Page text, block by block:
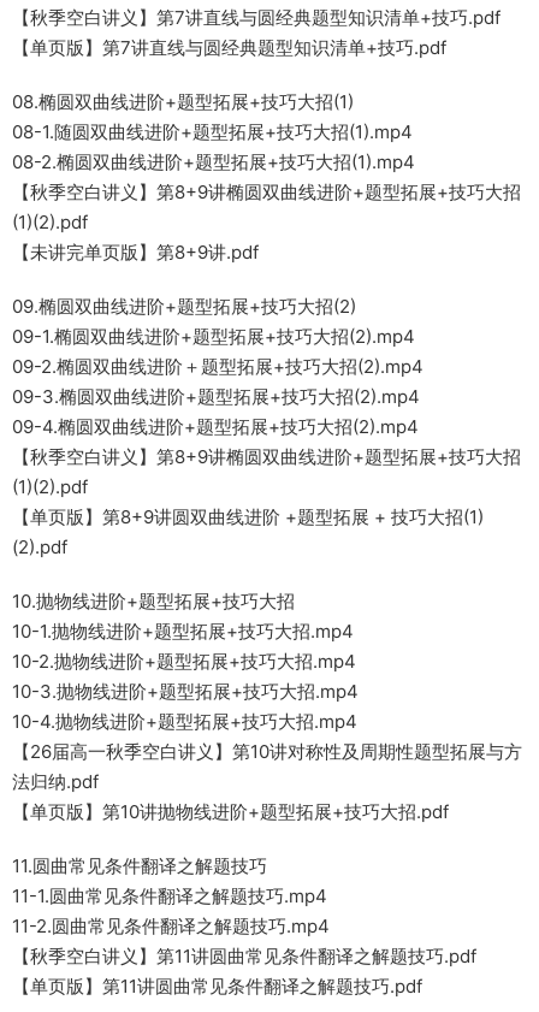
【秋季空白讲义】第7讲直线与圆经典题型知识清单+技巧.pdf
【单页版】第7讲直线与圆经典题型知识清单+技巧.pdf
08.椭圆双曲线进阶+题型拓展+技巧大招(1)
08-1.随圆双曲线进阶+题型拓展+技巧大招(1).mp4
08-2.椭圆双曲线进阶+题型拓展+技巧大招(1).mp4
【秋季空白讲义】第8+9讲椭圆双曲线进阶+题型拓展+技巧大招
(1)(2).pdf
【未讲完单页版】第8+9讲.pdf
09.椭圆双曲线进阶+题型拓展+技巧大招(2)
09-1.椭圆双曲线进阶+题型拓展+技巧大招(2).mp4
09-2.椭圆双曲线进阶＋题型拓展+技巧大招(2).mp4
09-3.椭圆双曲线进阶+题型拓展+技巧大招(2).mp4
09-4.椭圆双曲线进阶+题型拓展+技巧大招(2).mp4
【秋季空白讲义】第8+9讲椭圆双曲线进阶+题型拓展+技巧大招
(1)(2).pdf
【单页版】第8+9讲圆双曲线进阶 +题型拓展 + 技巧大招(1)
(2).pdf
10.抛物线进阶+题型拓展+技巧大招
10-1.抛物线进阶+题型拓展+技巧大招.mp4
10-2.抛物线进阶+题型拓展+技巧大招.mp4
10-3.抛物线进阶+题型拓展+技巧大招.mp4
10-4.抛物线进阶+题型拓展+技巧大招.mp4
【26届高一秋季空白讲义】第10讲对称性及周期性题型拓展与方
法归纳.pdf
【单页版】第10讲抛物线进阶+题型拓展+技巧大招.pdf
11.圆曲常见条件翻译之解题技巧
11-1.圆曲常见条件翻译之解题技巧.mp4
11-2.圆曲常见条件翻译之解题技巧.mp4
【秋季空白讲义】第11讲圆曲常见条件翻译之解题技巧.pdf
【单页版】第11讲圆曲常见条件翻译之解题技巧.pdf